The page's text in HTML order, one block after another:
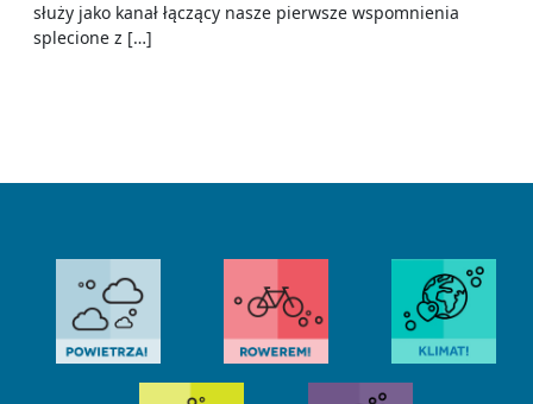
służy jako kanał łączący nasze pierwsze wspomnienia
splecione z […]